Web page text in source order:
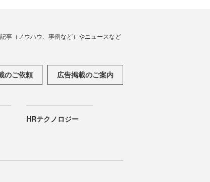
事（ノウハウ、事例など）やニュースなど
のご依頼 広告掲載のご案内
HRテクノロジー